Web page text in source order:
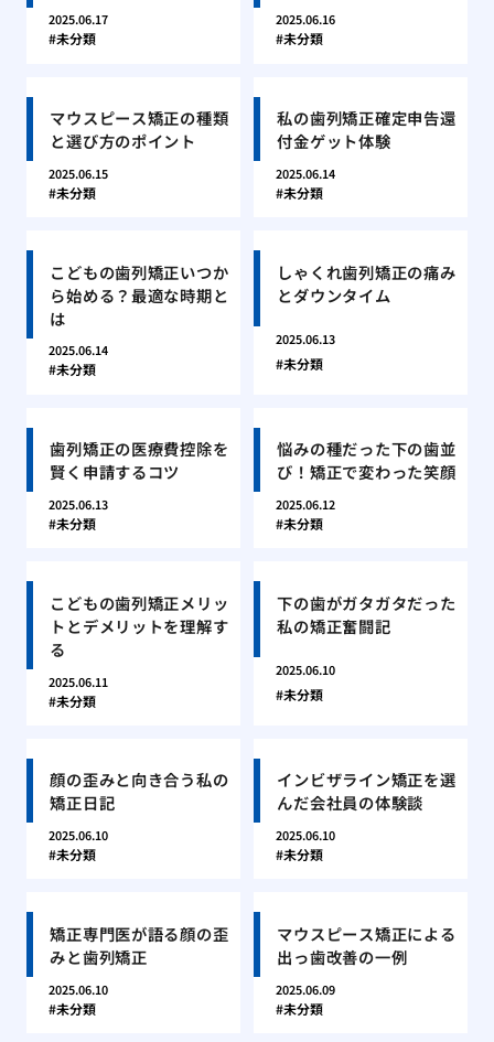
2025.06.17
未分類
2025.06.16
未分類
マウスピース矯正の種類
と選び方のポイント
2025.06.15
未分類
私の歯列矯正確定申告還
付金ゲット体験
2025.06.14
未分類
こどもの歯列矯正いつか
ら始める？最適な時期と
は
2025.06.14
未分類
しゃくれ歯列矯正の痛み
とダウンタイム
2025.06.13
未分類
歯列矯正の医療費控除を
賢く申請するコツ
2025.06.13
未分類
悩みの種だった下の歯並
び！矯正で変わった笑顔
2025.06.12
未分類
こどもの歯列矯正メリッ
トとデメリットを理解す
る
2025.06.11
未分類
下の歯がガタガタだった
私の矯正奮闘記
2025.06.10
未分類
顔の歪みと向き合う私の
矯正日記
2025.06.10
未分類
インビザライン矯正を選
んだ会社員の体験談
2025.06.10
未分類
矯正専門医が語る顔の歪
みと歯列矯正
2025.06.10
未分類
マウスピース矯正による
出っ歯改善の一例
2025.06.09
未分類